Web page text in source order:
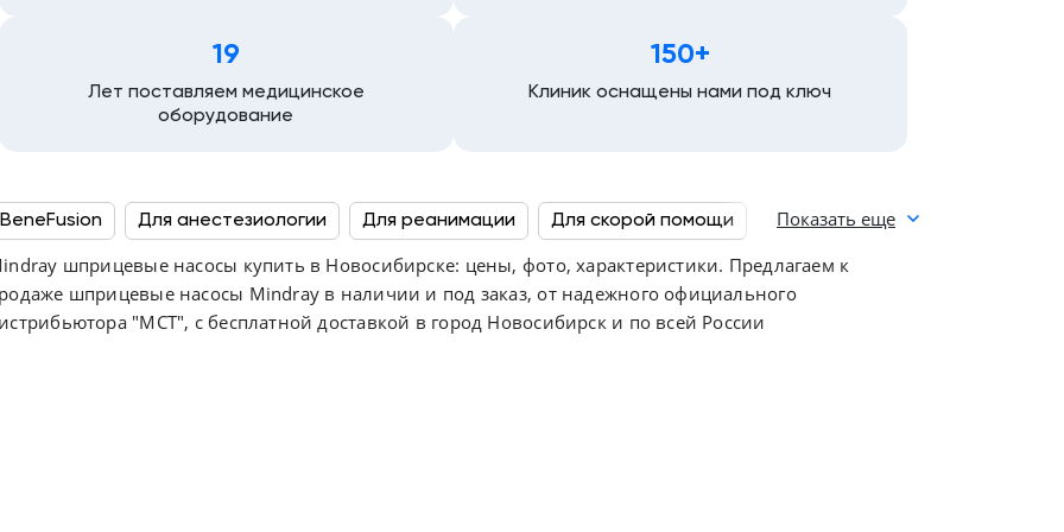
19
Лет поставляем медицинское
оборудование
150+
Клиник оснащены нами под ключ
BeneFusion Для анестезиологии Для реанимации Для скорой помощи
Новые Производство Китай С гарантийным ремонтом
С постгарантийным ремонтом Сборка Китай
Показать еще
шприцевые насосы купить в Новосибирске: цены, фото, характеристики. Предлагаем к
шприцевые насосы Mindray в наличии и под заказ, от надежного официального
"МСТ", с бесплатной доставкой в город Новосибирск и по всей России